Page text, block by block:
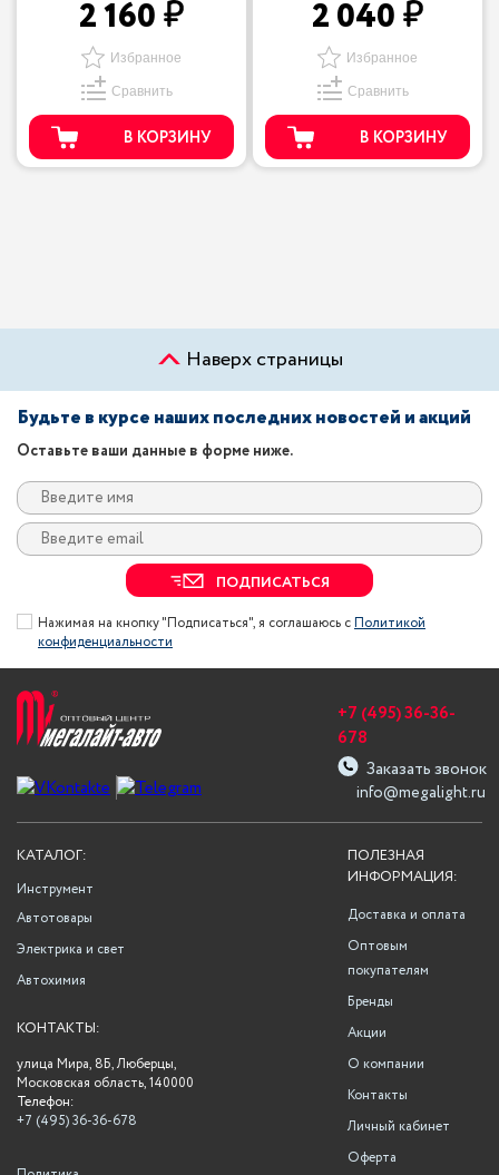
2 160
Избранное
Сравнить
В КОРЗИНУ
2 040
Избранное
Сравнить
В КОРЗИНУ
Наверх страницы
Будьте в курсе наших последних новостей и акций
Оставьте ваши данные в форме ниже.
ПОДПИСАТЬСЯ
Нажимая на кнопку "Подписаться", я соглашаюсь сПолитикой
конфиденциальности
info@megalight.ru
+7 (495) 36-36-
678
Заказать звонок
ПОЛЕЗНАЯ
ИНФОРМАЦИЯ:
Доставка и оплата
Оптовым
покупателям
Бренды
Акции
О компании
Контакты
Личный кабинет
Оферта
КАТАЛОГ:
Инструмент
Автотовары
Электрика и свет
Автохимия
КОНТАКТЫ:
улица Мира, 8Б, Люберцы,
Московская область, 140000
Телефон:
+7 (495) 36-36-678